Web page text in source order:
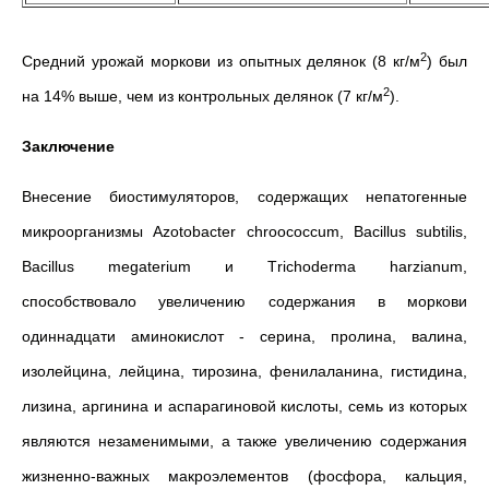
Средний урожай моркови из опытных делянок (8 кг/м2) был
на 14% выше, чем из контрольных делянок (7 кг/м2).
Заключение
Внесение биостимуляторов, содержащих непатогенные
микроорганизмы Azotobacter chroococcum, Bacillus subtilis,
Bacillus megaterium и Тrichoderma harzianum,
способствовало увеличению содержания в моркови
одиннадцати аминокислот - серина, пролина, валина,
изолейцина, лейцина, тирозина, фенилаланина, гистидина,
лизина, аргинина и аспарагиновой кислоты, семь из которых
являются незаменимыми, а также увеличению содержания
жизненно-важных макроэлементов (фосфора, кальция,